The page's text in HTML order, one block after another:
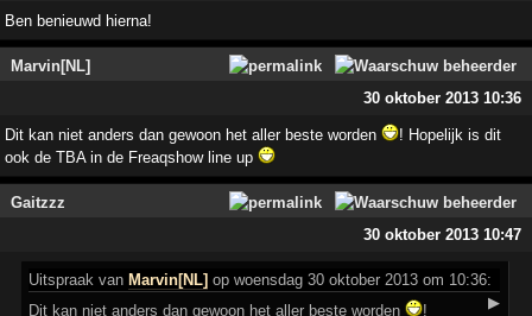
Ben benieuwd hierna!
Marvin[NL]
30 oktober 2013 10:36
Dit kan niet anders dan gewoon het aller beste worden
! Hopelijk is dit
ook de TBA in de Freaqshow line up
Gaitzzz
30 oktober 2013 10:47
Uitspraak van Marvin[NL] op woensdag 30 oktober 2013 om 10:36:
▶
Dit kan niet anders dan gewoon het aller beste worden
!